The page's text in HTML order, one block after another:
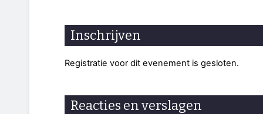
Inschrijven
Registratie voor dit evenement is gesloten.
Reacties en verslagen